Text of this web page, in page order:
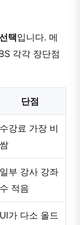
택입니다. 메
각각 장단점
단점
수강료 가장 비
쌈
일부 강사 강좌
수 적음
UI가 다소 올드